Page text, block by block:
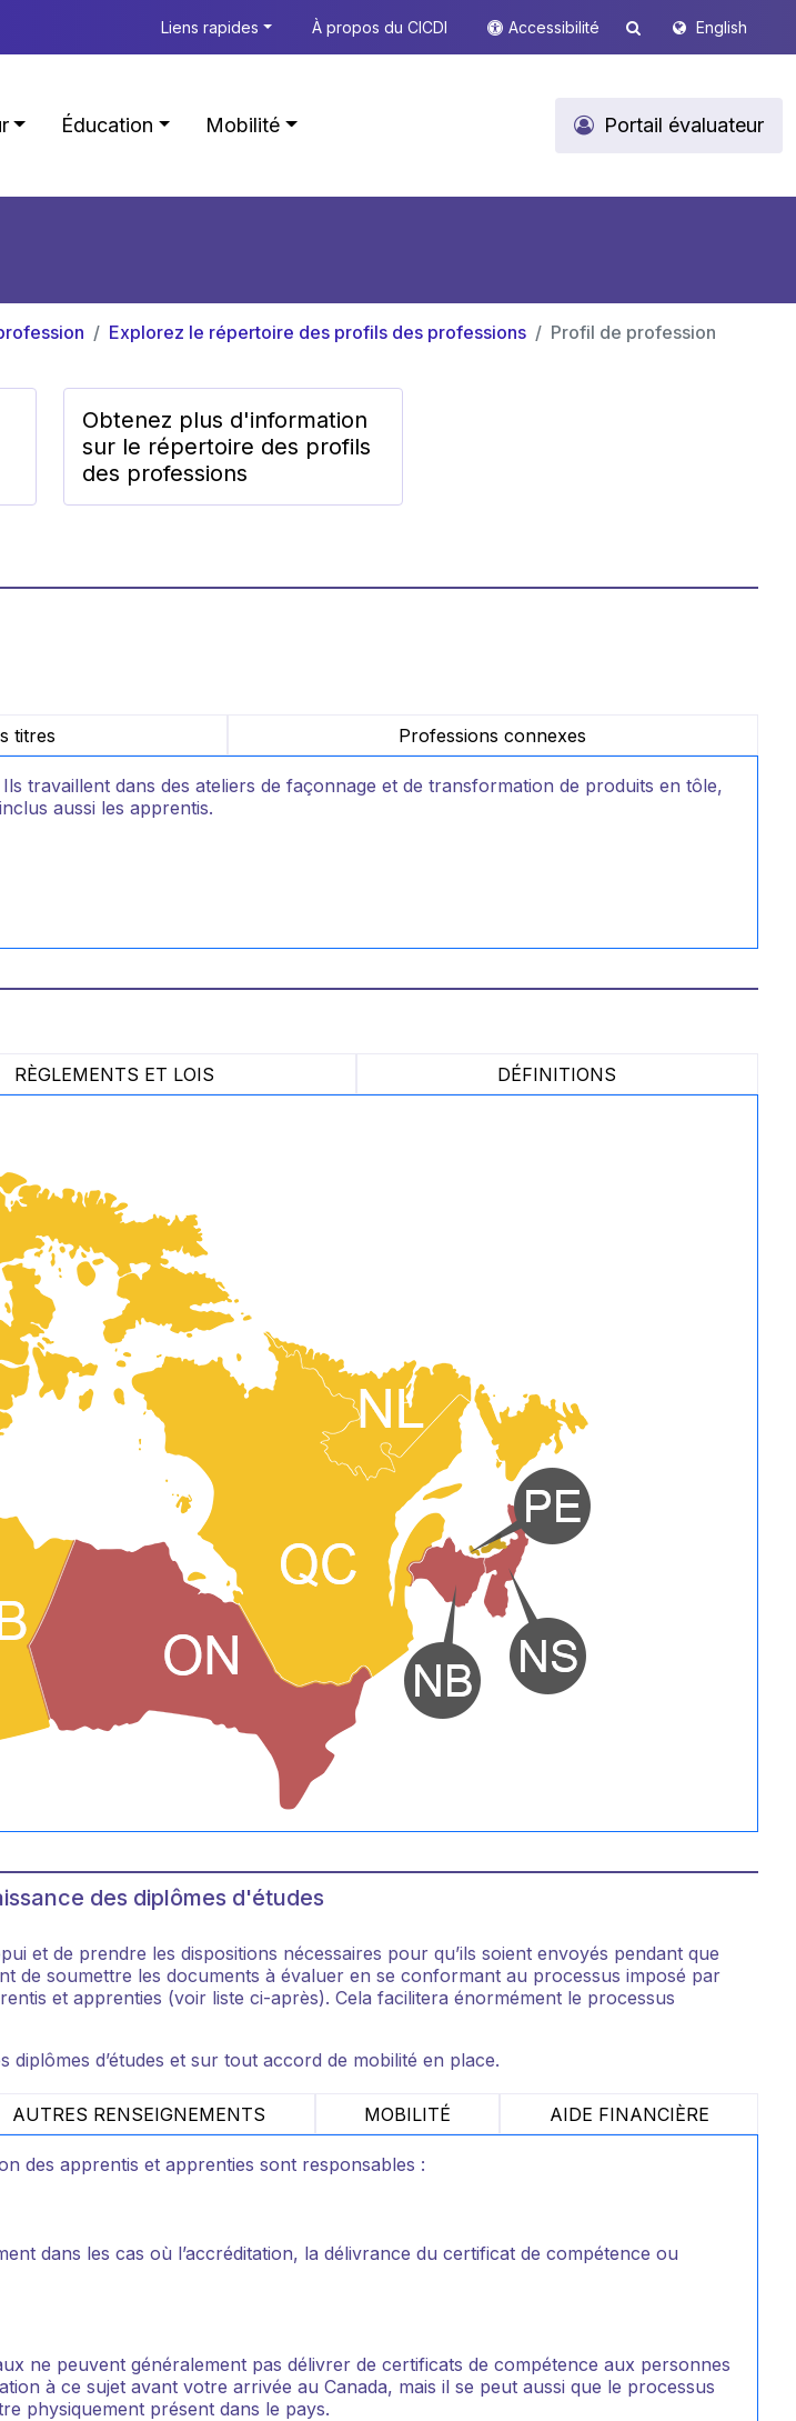
Liens rapides À propos du CICDI Accessibilité English
Éducation Mobilité Portail évaluateur
Explorez le répertoire des profils des professions Profil de profession
Obtenez plus d'information
sur le répertoire des profils
des professions
titres Professions connexes
travaillent dans des ateliers de façonnage et de transformation de produits en tôle,
aussi les apprentis.
RÈGLEMENTS ET LOIS DÉFINITIONS
des diplômes d'études
et de prendre les dispositions nécessaires pour qu’ils soient envoyés pendant que
de soumettre les documents à évaluer en se conformant au processus imposé par
et apprenties (voir liste ci-après). Cela facilitera énormément le processus
d’études et sur tout accord de mobilité en place.
AUTRES RENSEIGNEMENTS MOBILITÉ AIDE FINANCIÈRE
des apprentis et apprenties sont responsables :
dans les cas où l’accréditation, la délivrance du certificat de compétence ou
ne peuvent généralement pas délivrer de certificats de compétence aux personnes
à ce sujet avant votre arrivée au Canada, mais il se peut aussi que le processus
physiquement présent dans le pays.